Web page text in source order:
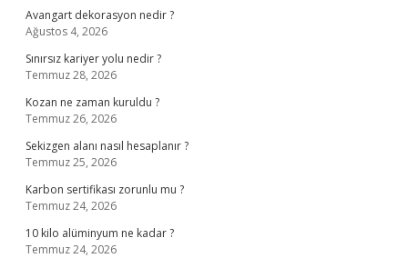
Avangart dekorasyon nedir ?
Ağustos 4, 2026
Sınırsız kariyer yolu nedir ?
Temmuz 28, 2026
Kozan ne zaman kuruldu ?
Temmuz 26, 2026
Sekizgen alanı nasıl hesaplanır ?
Temmuz 25, 2026
Karbon sertifikası zorunlu mu ?
Temmuz 24, 2026
10 kilo alüminyum ne kadar ?
Temmuz 24, 2026